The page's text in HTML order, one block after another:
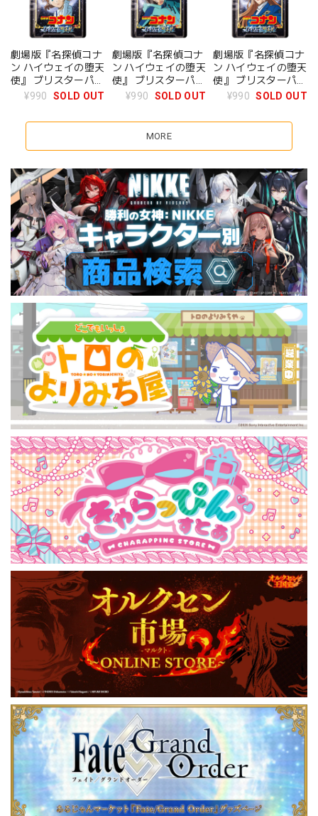
劇場版『名探偵コナ
ン ハイウェイの堕天
使』 ブリスターパッ
ケージ風アクリルボ
¥990 SOLD OUT
劇場版『名探偵コナ
ン ハイウェイの堕天
使』 ブリスターパッ
ケージ風アクリルボ
純
¥990 SOLD OUT
劇場版『名探偵コナ
ン ハイウェイの堕天
使』 ブリスターパッ
ケージ風アクリルボ
速
¥990 SOLD OUT
MORE